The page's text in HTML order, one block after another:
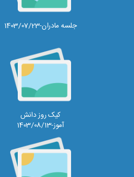
جلسه مادران-1403/07/23
کیک روز دانش
آموز-1403/08/13